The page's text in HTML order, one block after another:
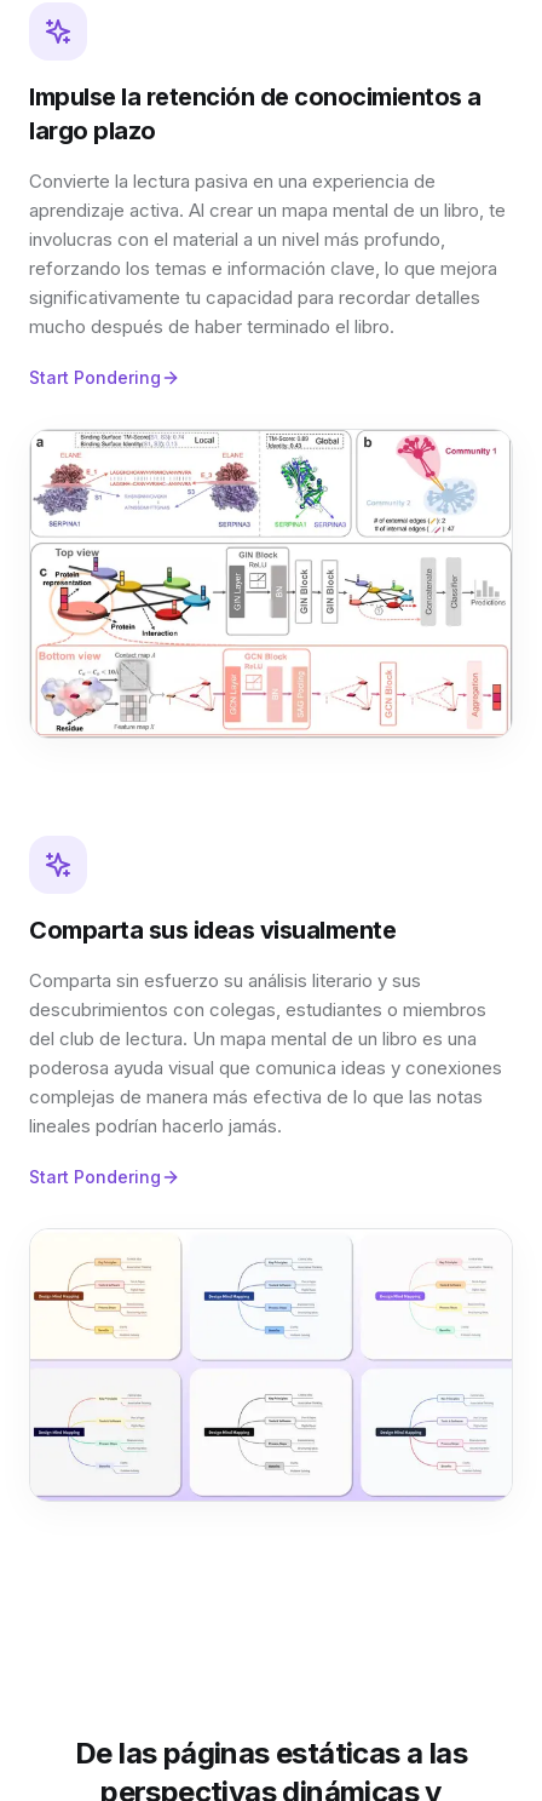
Impulse la retención de conocimientos a
largo plazo
Convierte la lectura pasiva en una experiencia de
aprendizaje activa. Al crear un mapa mental de un libro, te
involucras con el material a un nivel más profundo,
reforzando los temas e información clave, lo que mejora
significativamente tu capacidad para recordar detalles
mucho después de haber terminado el libro.
Start Pondering
Comparta sus ideas visualmente
Comparta sin esfuerzo su análisis literario y sus
descubrimientos con colegas, estudiantes o miembros
del club de lectura. Un mapa mental de un libro es una
poderosa ayuda visual que comunica ideas y conexiones
complejas de manera más efectiva de lo que las notas
lineales podrían hacerlo jamás.
Start Pondering
De las páginas estáticas a las
perspectivas dinámicas y